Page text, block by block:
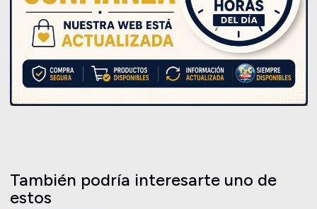
También podría interesarte uno de
estos